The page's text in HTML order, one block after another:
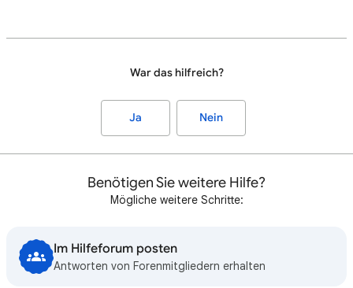
War das hilfreich?
Ja Nein
Benötigen Sie weitere Hilfe?
Mögliche weitere Schritte:
Im Hilfeforum posten
Antworten von Forenmitgliedern erhalten